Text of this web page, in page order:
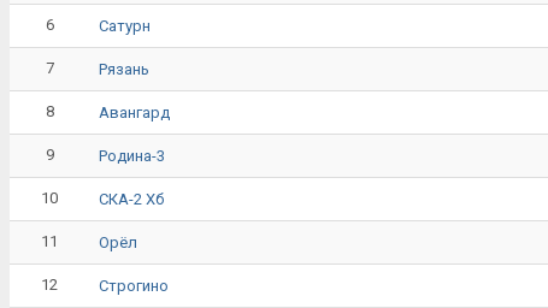
6 Сатурн
7 Рязань
8 Авангард
9 Родина-3
10 СКА-2 Хб
11 Орёл
12 Строгино